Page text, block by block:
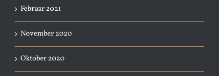
Februar 2021
November 2020
Oktober 2020